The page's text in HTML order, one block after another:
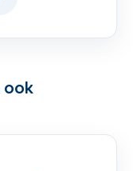
ook